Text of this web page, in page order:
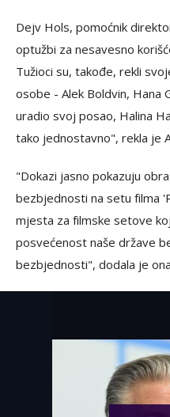
Dejv Hols, pomoćnik
optužbi za nesavesno
Tužioci su, takođe, rekli
osobe - Alek Boldvin, Hana
uradio svoj posao, Halina
tako jednostavno", rekla je
"Dokazi jasno pokazuju
bezbjednosti na setu filma
mjesta za filmske setove
posvećenost naše države
bezbjednosti", dodala je